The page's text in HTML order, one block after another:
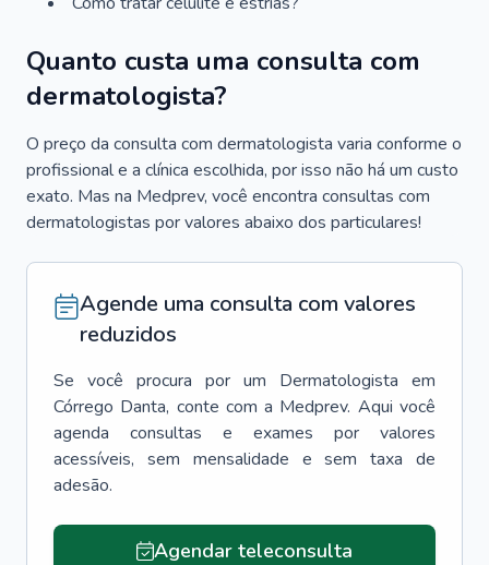
Quanto custa uma consulta com
dermatologista?
O preço da consulta com dermatologista varia conforme o
profissional e a clínica escolhida, por isso não há um custo
exato. Mas na Medprev, você encontra consultas com
dermatologistas por valores abaixo dos particulares!
Agende uma consulta com valores
reduzidos
Se você procura por um Dermatologista em
Córrego Danta, conte com a Medprev. Aqui você
agenda consultas e exames por valores
acessíveis, sem mensalidade e sem taxa de
adesão.
Agendar teleconsulta